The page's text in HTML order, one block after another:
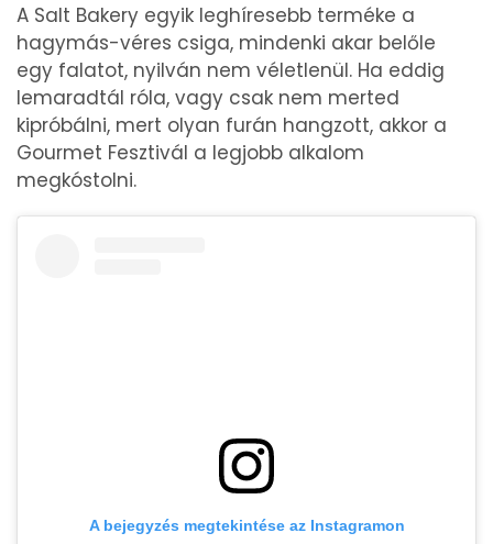
A Salt Bakery egyik leghíresebb terméke a
hagymás-véres csiga, mindenki akar belőle
egy falatot, nyilván nem véletlenül. Ha eddig
lemaradtál róla, vagy csak nem merted
kipróbálni, mert olyan furán hangzott, akkor a
Gourmet Fesztivál a legjobb alkalom
megkóstolni.
A bejegyzés megtekintése az Instagramon